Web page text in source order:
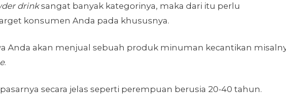
drinksangat banyak kategorinya, maka dari itu perlu
konsumen Anda pada khususnya.
Anda akan menjual sebuah produk minuman kecantikan
.
secara jelas seperti perempuan berusia 20-40 tahun.